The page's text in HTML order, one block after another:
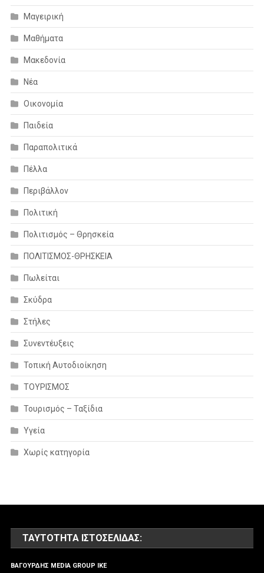
Μαγειρική
Μαθήματα
Μακεδονία
Νέα
Οικονομία
Παιδεία
Παραπολιτικά
Πέλλα
Περιβάλλον
Πολιτική
Πολιτισμός – Θρησκεία
ΠΟΛΙΤΙΣΜΟΣ-ΘΡΗΣΚΕΙΑ
Πωλείται
Σκύδρα
Στήλες
Συνεντέυξεις
Τοπική Αυτοδιοίκηση
ΤΟΥΡΙΣΜΟΣ
Τουρισμός – Ταξίδια
Υγεία
Χωρίς κατηγορία
ΤΑΥΤΌΤΗΤΑ ΙΣΤΟΣΕΛΊΔΑΣ:
ΒΑΓΟΥΡΔΗΣ MEDIA GROUP IKE